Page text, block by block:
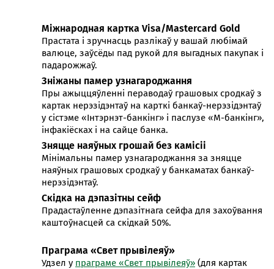
Міжнародная картка Visa/Mastercard Gold
Прастата і зручнасць разлікаў у вашай любімай
валюце, заўсёды пад рукой для выгадных пакупак і
падарожжаў.
Зніжаны памер узнагароджання
Пры ажыццяўленні пераводаў грашовых сродкаў з
картак нерэзідэнтаў на карткі банкаў-нерэзідэнтаў
у сістэме «Інтэрнэт-банкінг» і паслузе «М-банкінг»,
інфакіёсках і на сайце банка.
Зняцце наяўных грошай без камісіі
Мінімальны памер узнагароджання за зняцце
наяўных грашовых сродкаў у банкаматах банкаў-
нерэзідэнтаў.
Скідка на дэпазітны сейф
Прадастаўленне дэпазітнага сейфа для захоўвання
каштоўнасцей са скідкай 50%.
Праграма «Свет прывілеяў»
Удзел у праграме «Свет прывілеяў» (для картак